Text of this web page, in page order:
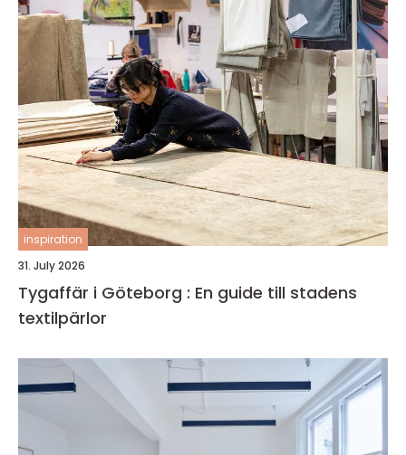
inspiration
31. July 2026
Tygaffär i Göteborg : En guide till stadens
textilpärlor